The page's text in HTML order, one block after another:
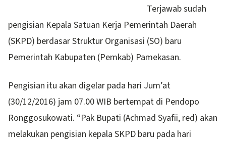
Terjawab sudah
pengisian Kepala Satuan Kerja Pemerintah Daerah
(SKPD) berdasar Struktur Organisasi (SO) baru
Pemerintah Kabupaten (Pemkab) Pamekasan.
Pengisian itu akan digelar pada hari Jum’at
(30/12/2016) jam 07.00 WIB bertempat di Pendopo
Ronggosukowati. “Pak Bupati (Achmad Syafii, red) akan
melakukan pengisian kepala SKPD baru pada hari